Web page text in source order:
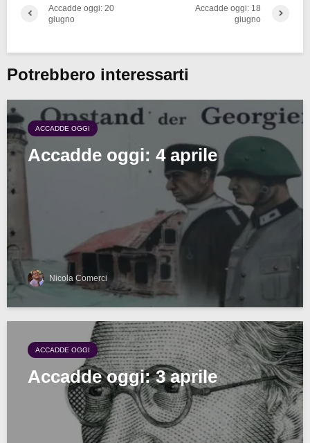
Accadde oggi: 20
giugno
Accadde oggi: 18
giugno
Potrebbero interessarti
ACCADDE OGGI
Accadde oggi: 4 aprile
Nicola Comerci
ACCADDE OGGI
Accadde oggi: 3 aprile